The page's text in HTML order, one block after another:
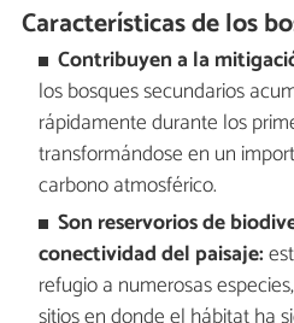
Características de los
Contribuyen a la
los bosques secundarios
rápidamente durante los
transformándose en un
carbono atmosférico.
Son reservorios de
conectividad del paisaje:
refugio a numerosas